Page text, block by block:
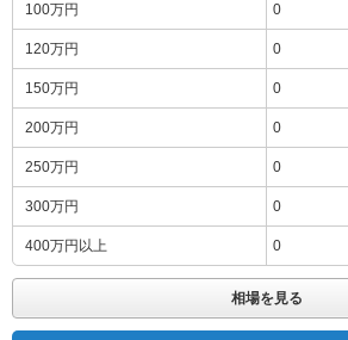
100万円
120万円
150万円
200万円
250万円
300万円
400万円以上
0
0
0
0
0
0
0
相場を見る